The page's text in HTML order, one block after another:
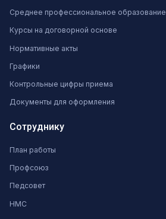
Среднее профессиональное образование
Курсы на договорной основе
Нормативные акты
Графики
Контрольные цифры приема
Документы для оформления
Сотруднику
План работы
Профсоюз
Педсовет
НМС